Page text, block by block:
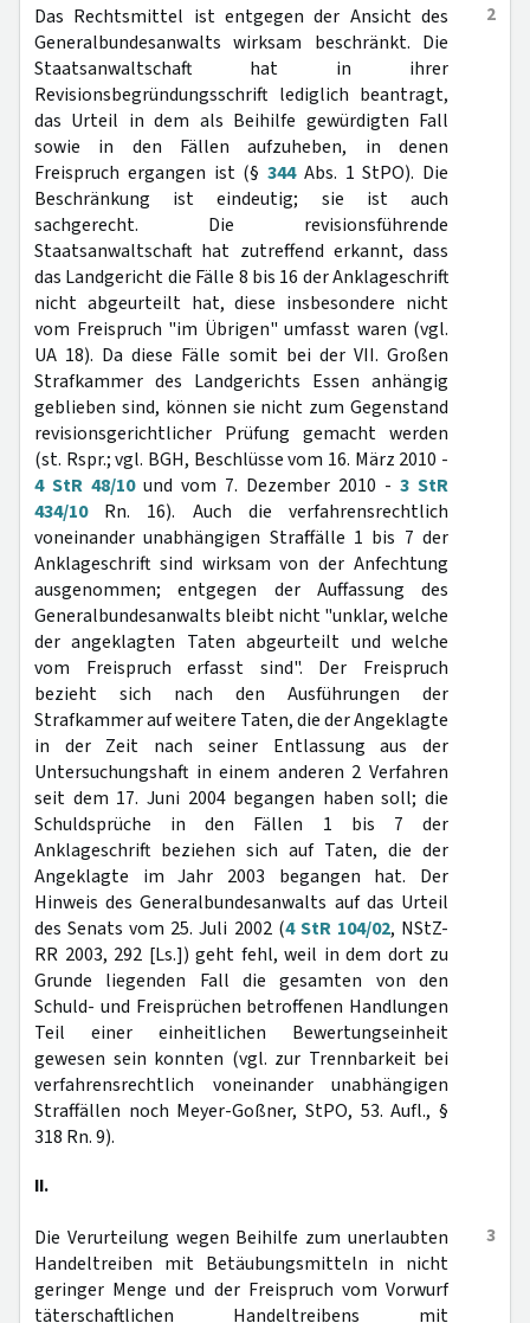
2
Das Rechtsmittel ist entgegen der Ansicht des
Generalbundesanwalts wirksam beschränkt. Die
Staatsanwaltschaft hat in ihrer
Revisionsbegründungsschrift lediglich beantragt,
das Urteil in dem als Beihilfe gewürdigten Fall
sowie in den Fällen aufzuheben, in denen
Freispruch ergangen ist (§ 344Abs. 1 StPO). Die
Beschränkung ist eindeutig; sie ist auch
sachgerecht. Die revisionsführende
Staatsanwaltschaft hat zutreffend erkannt, dass
das Landgericht die Fälle 8 bis 16 der Anklageschrift
nicht abgeurteilt hat, diese insbesondere nicht
vom Freispruch "im Übrigen" umfasst waren (vgl.
UA 18). Da diese Fälle somit bei der VII. Großen
Strafkammer des Landgerichts Essen anhängig
geblieben sind, können sie nicht zum Gegenstand
revisionsgerichtlicher Prüfung gemacht werden
(st. Rspr.; vgl. BGH, Beschlüsse vom 16. März 2010 -
4 StR 48/10und vom 7. Dezember 2010 - 3 StR
434/10Rn. 16). Auch die verfahrensrechtlich
voneinander unabhängigen Straffälle 1 bis 7 der
Anklageschrift sind wirksam von der Anfechtung
ausgenommen; entgegen der Auffassung des
Generalbundesanwalts bleibt nicht "unklar, welche
der angeklagten Taten abgeurteilt und welche
vom Freispruch erfasst sind". Der Freispruch
bezieht sich nach den Ausführungen der
Strafkammer auf weitere Taten, die der Angeklagte
in der Zeit nach seiner Entlassung aus der
Untersuchungshaft in einem anderen 2 Verfahren
seit dem 17. Juni 2004 begangen haben soll; die
Schuldsprüche in den Fällen 1 bis 7 der
Anklageschrift beziehen sich auf Taten, die der
Angeklagte im Jahr 2003 begangen hat. Der
Hinweis des Generalbundesanwalts auf das Urteil
des Senats vom 25. Juli 2002 (4 StR 104/02, NStZ-
RR 2003, 292 [Ls.]) geht fehl, weil in dem dort zu
Grunde liegenden Fall die gesamten von den
Schuld- und Freisprüchen betroffenen Handlungen
Teil einer einheitlichen Bewertungseinheit
gewesen sein konnten (vgl. zur Trennbarkeit bei
verfahrensrechtlich voneinander unabhängigen
Straffällen noch Meyer-Goßner, StPO, 53. Aufl., §
318 Rn. 9).
II.
3
Die Verurteilung wegen Beihilfe zum unerlaubten
Handeltreiben mit Betäubungsmitteln in nicht
geringer Menge und der Freispruch vom Vorwurf
täterschaftlichen Handeltreibens mit